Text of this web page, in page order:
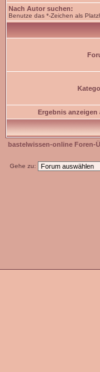
Nach Autor suchen:
Benutze das *-Zeichen als
Ergebnis anzeigen
bastelwissen-online Foren-
Gehe zu: